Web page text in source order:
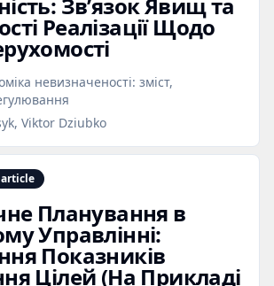
Реалізації Щодо
невизначеності: зміст,
Viktor Dziubko
article
Планування в
Управлінні:
Показників
Цілей (На Прикладі